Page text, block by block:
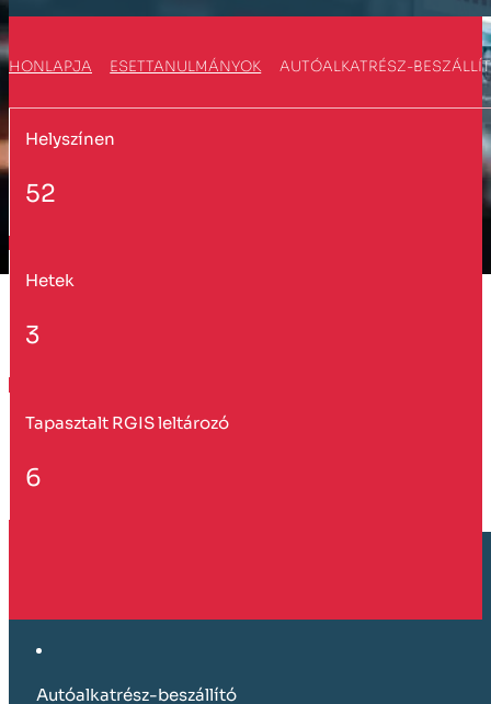
HONLAPJA ESETTANULMÁNYOK AUTÓALKATRÉSZ-
Helyszínen
52
Hetek
3
Tapasztalt RGIS leltározó
6
Autóalkatrész-beszállító